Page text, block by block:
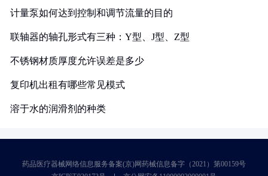
计量泵如何达到控制和调节流量的目的
联轴器的轴孔形式有三种：Y型、J型、Z型
不锈钢材质厚度允许误差是多少
复印机出租有哪些常见模式
溶于水的润滑剂的种类
药品医疗器械网络信息服务备案(京)网药械信息备字（2021）第00159号